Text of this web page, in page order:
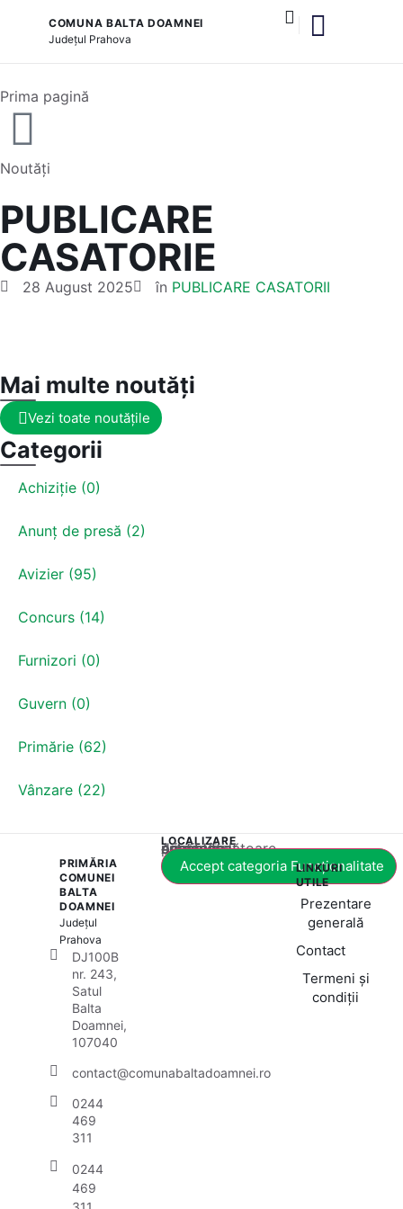
COMUNA BALTA DOAMNEI
Județul Prahova
Prima pagină
Noutăți
PUBLICARE
CASATORIE
28 August 2025 în PUBLICARE CASATORII
Mai multe noutăți
Vezi toate noutățile
Categorii
Achiziție (0)
Anunț de presă (2)
Avizier (95)
Concurs (14)
Furnizori (0)
Guvern (0)
Primărie (62)
Vânzare (22)
PRIMĂRIA
COMUNEI
BALTA
DOAMNEI
Județul
Prahova
DJ100B
nr. 243,
Satul
Balta
Doamnei,
107040
contact@comunabaltadoamnei.ro
0244
469
311
0244
469
LOCALIZARE
Acest conținut este blocat până când acceptați categoria corespunzătoare de cookie-uri.
Accept categoria Funcționalitate
LINKURI
UTILE
Prezentare
generală
Contact
Termeni și
condiții